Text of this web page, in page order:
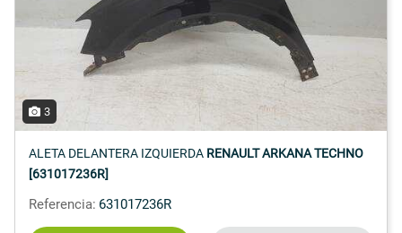
3
ALETA DELANTERA IZQUIERDA RENAULT ARKANA TECHNO
[631017236R]
Referencia: 631017236R